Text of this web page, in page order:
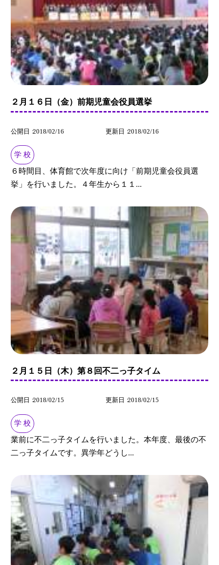
２月１６日（金）前期児童会役員選挙
公開日 2018/02/16 更新日 2018/02/16
学 校
６時間目、体育館で次年度に向け「前期児童会役員選
挙」を行いました。４年生から１１...
２月１５日（木）第８回不二っ子タイム
公開日 2018/02/15 更新日 2018/02/15
学 校
業前に不二っ子タイムを行いました。本年度、最後の不
二っ子タイムです。異学年どうし...